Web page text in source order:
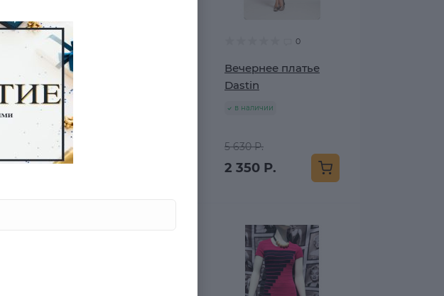
Платье Adrianna
Pappell США
14 100 Р.
6 570 Р.
0
Вечернее платье
Dastin
в наличии
5 630 Р.
2 350 Р.